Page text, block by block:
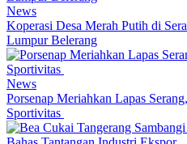
News
Koperasi Desa Merah Putih di
Lumpur Belerang
News
Porsenap Meriahkan Lapas
Sportivitas